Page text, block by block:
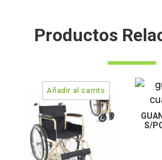
Productos
S/